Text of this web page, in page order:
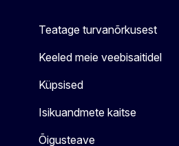
Teatage turvanõrkusest
Keeled meie veebisaitidel
Küpsised
Isikuandmete kaitse
Õigusteave